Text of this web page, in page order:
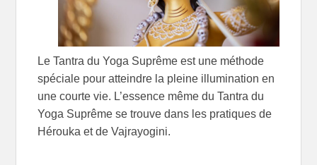
Le Tantra du Yoga Suprême est une méthode
spéciale pour atteindre la pleine illumination en
une courte vie. L’essence même du Tantra du
Yoga Suprême se trouve dans les pratiques de
Hérouka et de Vajrayogini.